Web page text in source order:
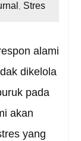
Stres
alami
dikelola
pada
akan
yang